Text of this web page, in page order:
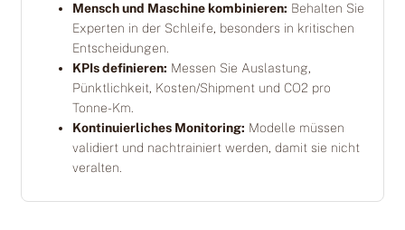
Mensch und Maschine kombinieren: Behalten Sie
Experten in der Schleife, besonders in kritischen
Entscheidungen.
KPIs definieren: Messen Sie Auslastung,
Pünktlichkeit, Kosten/Shipment und CO2 pro
Tonne-Km.
Kontinuierliches Monitoring: Modelle müssen
validiert und nachtrainiert werden, damit sie nicht
veralten.